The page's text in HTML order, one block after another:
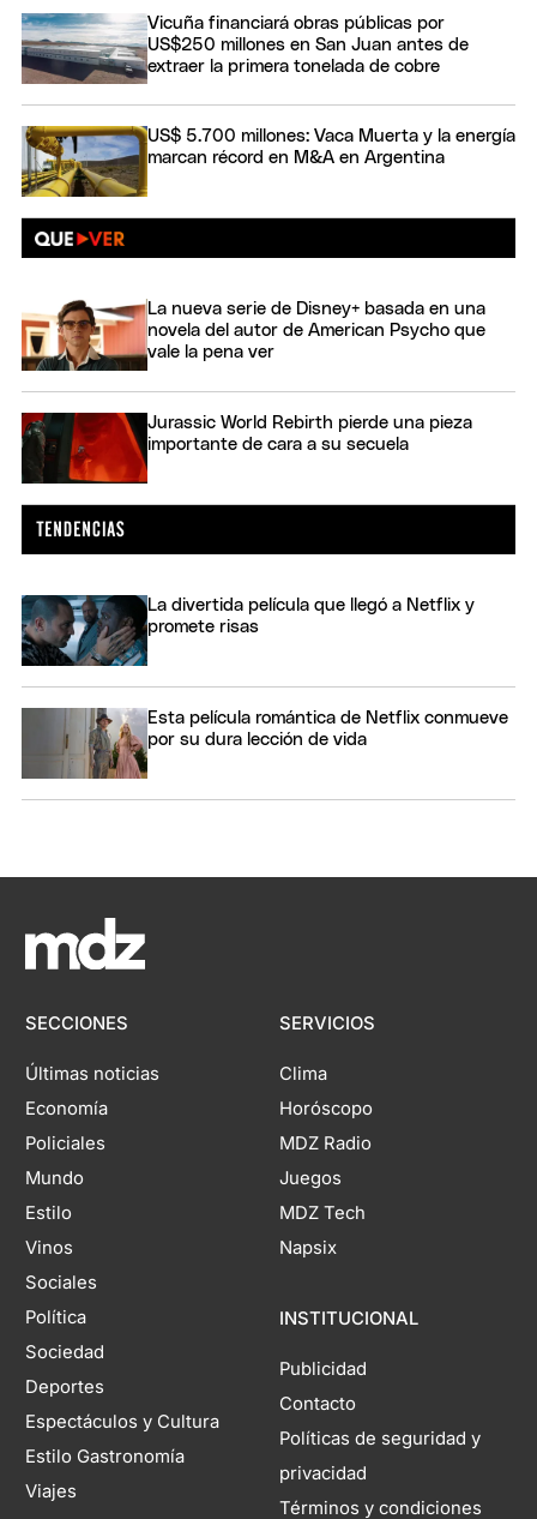
Vicuña financiará obras públicas por
US$250 millones en San Juan antes de
extraer la primera tonelada de cobre
US$ 5.700 millones: Vaca Muerta y la energía
marcan récord en M&A en Argentina
La nueva serie de Disney+ basada en una
novela del autor de American Psycho que
vale la pena ver
Jurassic World Rebirth pierde una pieza
importante de cara a su secuela
La divertida película que llegó a Netflix y
promete risas
Esta película romántica de Netflix conmueve
por su dura lección de vida
SECCIONES
Últimas noticias
Economía
Policiales
Mundo
Estilo
Vinos
Sociales
Política
Sociedad
Deportes
Espectáculos y Cultura
Estilo Gastronomía
Viajes
SERVICIOS
Clima
Horóscopo
MDZ Radio
Juegos
MDZ Tech
Napsix
INSTITUCIONAL
Publicidad
Contacto
Políticas de seguridad y
privacidad
Términos y condiciones